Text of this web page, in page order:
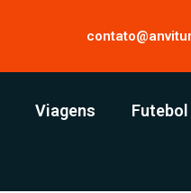
Viagens Futebol